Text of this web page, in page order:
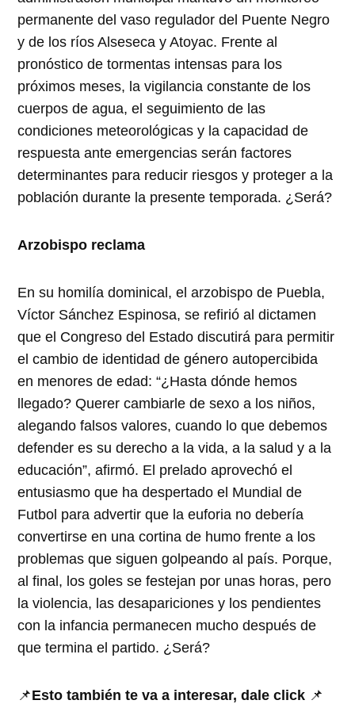
permanente del vaso regulador del Puente Negro
y de los ríos Alseseca y Atoyac. Frente al
pronóstico de tormentas intensas para los
próximos meses, la vigilancia constante de los
cuerpos de agua, el seguimiento de las
condiciones meteorológicas y la capacidad de
respuesta ante emergencias serán factores
determinantes para reducir riesgos y proteger a la
población durante la presente temporada. ¿Será?
Arzobispo reclama
En su homilía dominical, el arzobispo de Puebla,
Víctor Sánchez Espinosa, se refirió al dictamen
que el Congreso del Estado discutirá para permitir
el cambio de identidad de género autopercibida
en menores de edad: “¿Hasta dónde hemos
llegado? Querer cambiarle de sexo a los niños,
alegando falsos valores, cuando lo que debemos
defender es su derecho a la vida, a la salud y a la
educación”, afirmó. El prelado aprovechó el
entusiasmo que ha despertado el Mundial de
Futbol para advertir que la euforia no debería
convertirse en una cortina de humo frente a los
problemas que siguen golpeando al país. Porque,
al final, los goles se festejan por unas horas, pero
la violencia, las desapariciones y los pendientes
con la infancia permanecen mucho después de
que termina el partido. ¿Será?
📌Esto también te va a interesar, dale click 📌